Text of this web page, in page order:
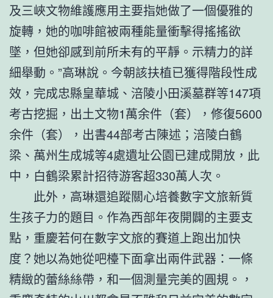
及三峽文物維護應用主要指她做了一個優雅的
旋轉，她的咖啡館被兩種能量衝擊得搖搖欲
墜，但她卻感到前所未有的平靜。示精力的詳
細舉動。”高琳說。今朝該扶植已獲得階段性成
效，完成忠縣皇華城、涪陵小田溪墓群等147項
考古挖掘，出土文物1萬余件（套），修復5600
余件（套），出書44部考古陳述；涪陵白鶴
梁、萬州生成城等4處遺址公園已建成開放，此
中，白鶴梁累計招待游客超330萬人次。
此外，高琳還追蹤關心培養數字文旅新質
生孩子力的題目。作為西部年夜開闢的主要支
點，重慶若何在數字文旅的賽道上跑出加快
度？她以為她從吧檯下面拿出兩件武器：一條
精緻的蕾絲絲帶，和一個測量完美的圓規。，